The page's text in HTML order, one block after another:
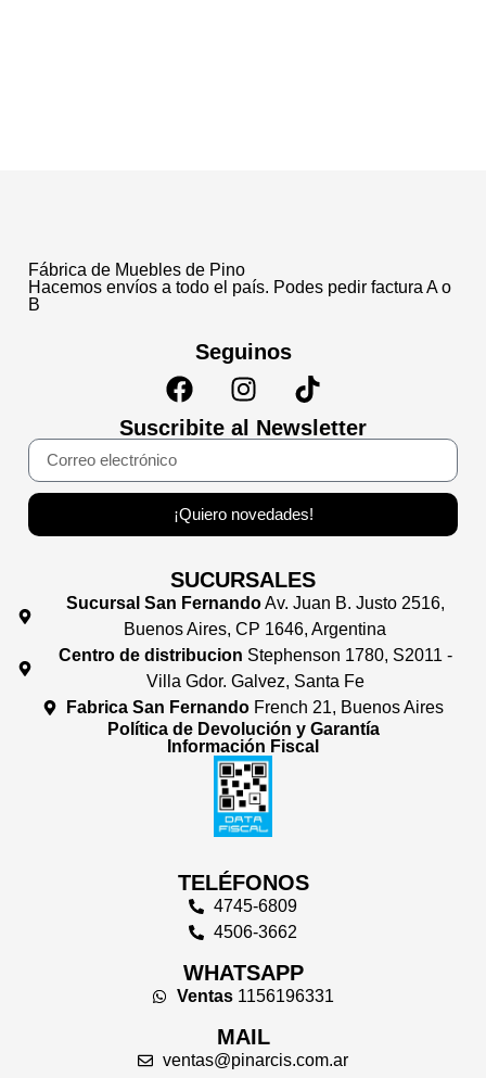
Fábrica de Muebles de Pino
Hacemos envíos a todo el país. Podes pedir factura A o
B
Seguinos
Suscribite al Newsletter
¡Quiero novedades!
SUCURSALES
Sucursal San FernandoAv. Juan B. Justo 2516,
Buenos Aires, CP 1646, Argentina
Centro de distribucion Stephenson 1780, S2011 -
Villa Gdor. Galvez, Santa Fe
Fabrica San Fernando French 21, Buenos Aires
Política de Devolución y Garantía
Información Fiscal
TELÉFONOS
4745-6809
4506-3662
WHATSAPP
Ventas1156196331
MAIL
ventas@pinarcis.com.ar